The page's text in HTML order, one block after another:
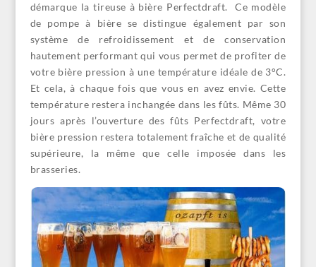
démarque la tireuse à bière Perfectdraft. Ce modèle
de pompe à bière se distingue également par son
système de refroidissement et de conservation
hautement performant qui vous permet de profiter de
votre bière pression à une température idéale de 3°C.
Et cela, à chaque fois que vous en avez envie. Cette
température restera inchangée dans les fûts. Même 30
jours après l’ouverture des fûts Perfectdraft, votre
bière pression restera totalement fraîche et de qualité
supérieure, la même que celle imposée dans les
brasseries.